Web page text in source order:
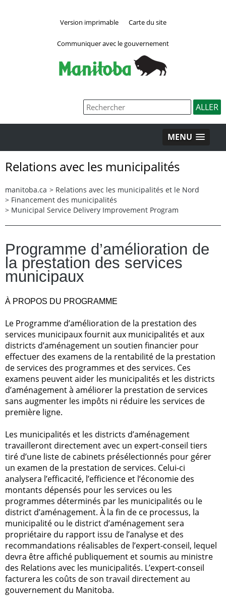
Version imprimable Carte du site
Communiquer avec le gouvernement
MENU
Relations avec les municipalités
manitoba.ca > Relations avec les municipalités et le Nord
> Financement des municipalités
> Municipal Service Delivery Improvement Program
Programme d’amélioration de
la prestation des services
municipaux
À PROPOS DU PROGRAMME
Le Programme d’amélioration de la prestation des
services municipaux fournit aux municipalités et aux
districts d’aménagement un soutien financier pour
effectuer des examens de la rentabilité de la prestation
de services des programmes et des services. Ces
examens peuvent aider les municipalités et les districts
d’aménagement à améliorer la prestation de services
sans augmenter les impôts ni réduire les services de
première ligne.
Les municipalités et les districts d’aménagement
travailleront directement avec un expert-conseil tiers
tiré d’une liste de cabinets présélectionnés pour gérer
un examen de la prestation de services. Celui-ci
analysera l’efficacité, l’efficience et l’économie des
montants dépensés pour les services ou les
programmes déterminés par les municipalités ou le
district d’aménagement. À la fin de ce processus, la
municipalité ou le district d’aménagement sera
propriétaire du rapport issu de l’analyse et des
recommandations réalisables de l’expert-conseil, lequel
devra être affiché publiquement et soumis au ministre
des Relations avec les municipalités. L’expert-conseil
facturera les coûts de son travail directement au
gouvernement du Manitoba.